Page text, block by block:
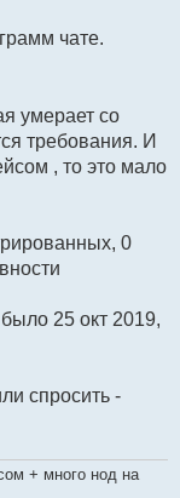
чате.
умерает со
требования. И
, то это мало
0
25 окт 2019,
спросить -
+ много нод на